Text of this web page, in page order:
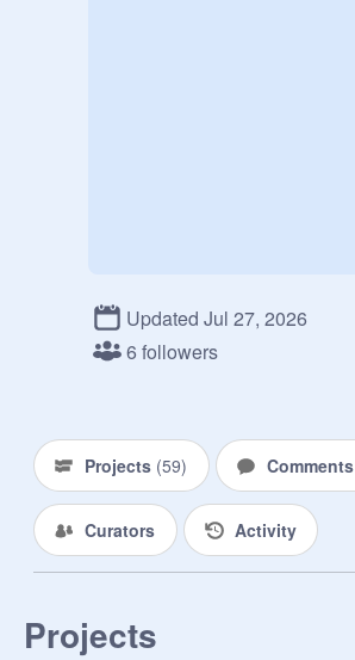
Updated Jul 27, 2026
6 followers
Projects (59) Comments
Curators Activity
Projects